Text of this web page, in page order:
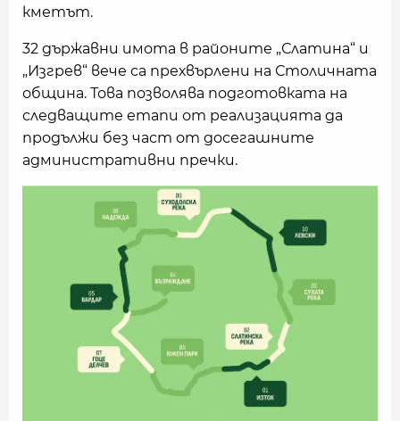
кметът.
32 държавни имота в районите „Слатина“ и
„Изгрев“ вече са прехвърлени на Столичната
община. Това позволява подготовката на
следващите етапи от реализацията да
продължи без част от досегашните
административни пречки.